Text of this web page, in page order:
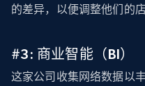
的差异，以便调整他们的
#3: 商业智能（BI）
这家公司收集网络数据以